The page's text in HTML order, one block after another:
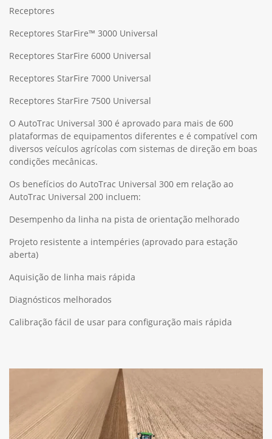
Receptores
Receptores StarFire™ 3000 Universal
Receptores StarFire 6000 Universal
Receptores StarFire 7000 Universal
Receptores StarFire 7500 Universal
O AutoTrac Universal 300 é aprovado para mais de 600
plataformas de equipamentos diferentes e é compatível com
diversos veículos agrícolas com sistemas de direção em boas
condições mecânicas.
Os benefícios do AutoTrac Universal 300 em relação ao
AutoTrac Universal 200 incluem:
Desempenho da linha na pista de orientação melhorado
Projeto resistente a intempéries (aprovado para estação
aberta)
Aquisição de linha mais rápida
Diagnósticos melhorados
Calibração fácil de usar para configuração mais rápida